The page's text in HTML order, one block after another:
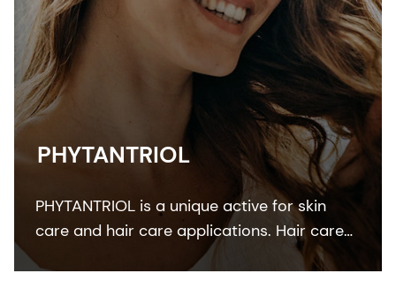
PHYTANTRIOL
PHYTANTRIOL is a unique active for skin
care and hair care applications. Hair care
studies demonstrated its efficacy to